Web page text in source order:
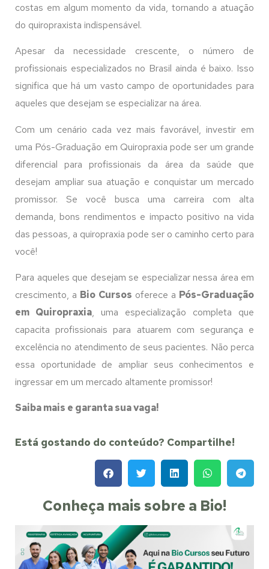
costas em algum momento da vida, tornando a atuação
do quiropraxista indispensável.
Apesar da necessidade crescente, o número de
profissionais especializados no Brasil ainda é baixo. Isso
significa que há um vasto campo de oportunidades para
aqueles que desejam se especializar na área.
Com um cenário cada vez mais favorável, investir em
uma Pós-Graduação em Quiropraxia pode ser um grande
diferencial para profissionais da área da saúde que
desejam ampliar sua atuação e conquistar um mercado
promissor. Se você busca uma carreira com alta
demanda, bons rendimentos e impacto positivo na vida
das pessoas, a quiropraxia pode ser o caminho certo para
você!
Para aqueles que desejam se especializar nessa área em
crescimento, a Bio Cursos oferece a Pós-Graduação
em Quiropraxia, uma especialização completa que
capacita profissionais para atuarem com segurança e
excelência no atendimento de seus pacientes. Não perca
essa oportunidade de ampliar seus conhecimentos e
ingressar em um mercado altamente promissor!
Saiba mais e garanta sua vaga!
Está gostando do conteúdo? Compartilhe!
Conheça mais sobre a Bio!